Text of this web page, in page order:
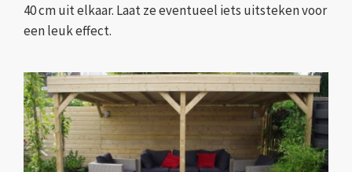
40 cm uit elkaar. Laat ze eventueel iets uitsteken voor
een leuk effect.